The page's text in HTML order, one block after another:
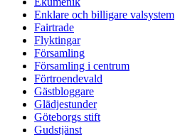
Enklare och billigare valsystem
Fairtrade
Flyktingar
Församling
Församling i centrum
Förtroendevald
Gästbloggare
Glädjestunder
Göteborgs stift
Gudstjänst